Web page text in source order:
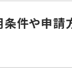
件や申請